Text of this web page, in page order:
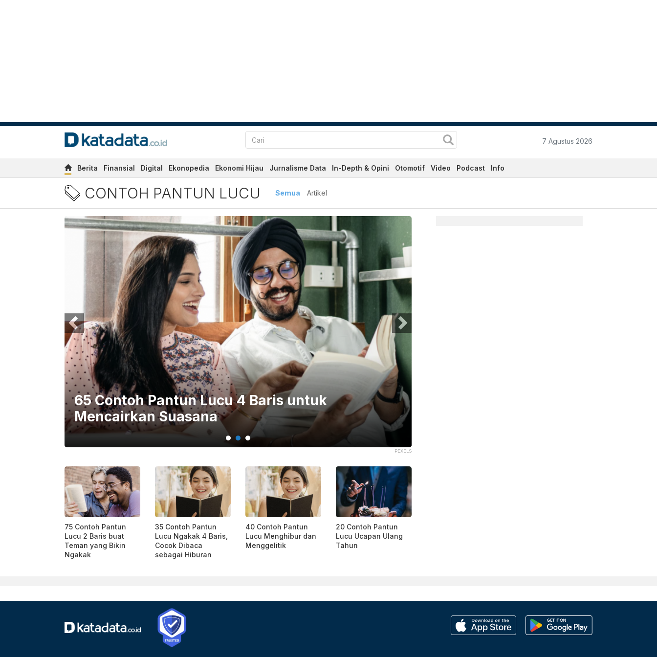
7 Agustus 2026
Berita Finansial Digital Ekonopedia Ekonomi Hijau Jurnalisme Data In-Depth & Opini Otomotif Video Podcast Info
Berita Contoh Pantun Lucu Terbaru dan Terkini Hari Ini - Katadata.co.id
CONTOH PANTUN LUCU Semua Artikel
PEXELS
65 Contoh Pantun Lucu 4 Baris untuk
Mencairkan Suasana
75 Contoh Pantun
Lucu 2 Baris buat
Teman yang Bikin
Ngakak
35 Contoh Pantun
Lucu Ngakak 4 Baris,
Cocok Dibaca
sebagai Hiburan
40 Contoh Pantun
Lucu Menghibur dan
Menggelitik
20 Contoh Pantun
Lucu Ucapan Ulang
Tahun